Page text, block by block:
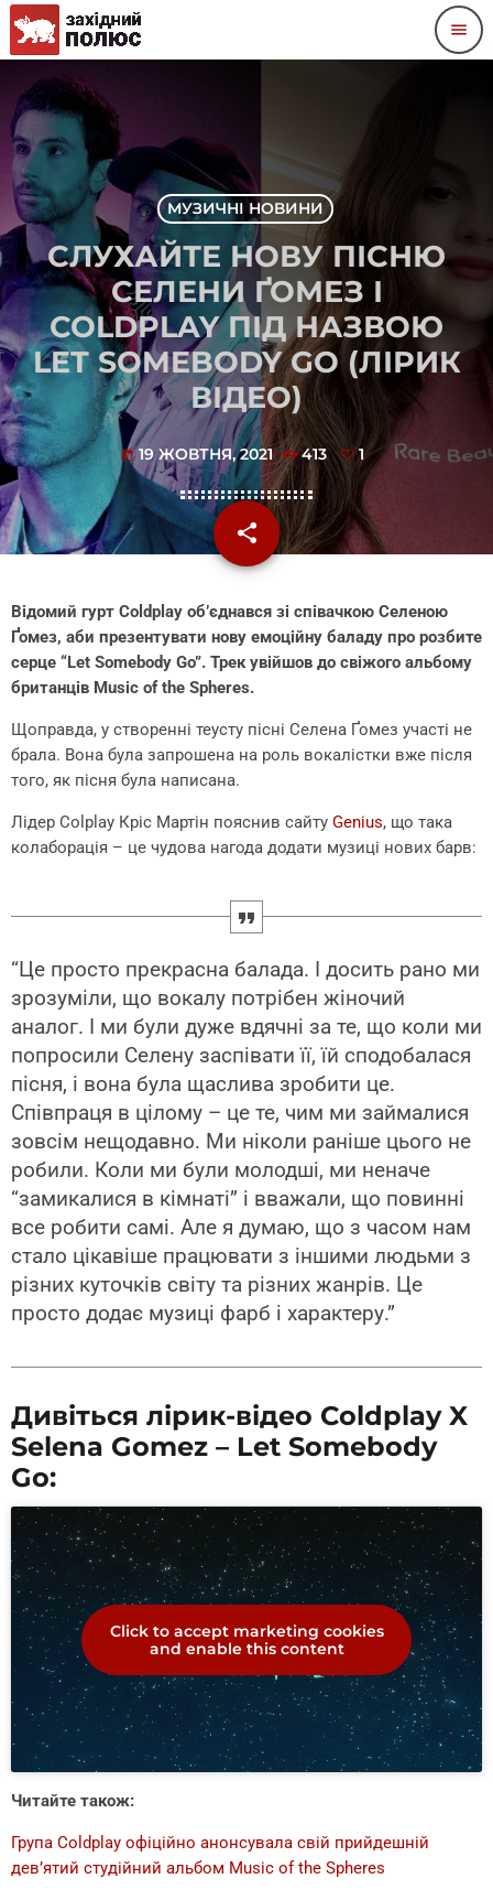
menu
МУЗИЧНІ НОВИНИ
СЛУХАЙТЕ НОВУ ПІСНЮ
СЕЛЕНИ ҐОМЕЗ І
COLDPLAY ПІД НАЗВОЮ
LET SOMEBODY GO (ЛІРИК
ВІДЕО)
today 19 ЖОВТНЯ, 2021 413 1
share
email
Відомий гурт Coldplay об’єднався зі співачкою Селеною
Ґомез, аби презентувати нову емоційну баладу про розбите
серце “Let Somebody Go”. Трек увійшов до свіжого альбому
британців Music of the Spheres.
Щоправда, у створенні теусту пісні Селена Ґомез участі не
брала. Вона була запрошена на роль вокалістки вже після
того, як пісня була написана.
Лідер Colplay Кріс Мартін пояснив сайту Genius, що така
колаборація – це чудова нагода додати музиці нових барв:
“Це просто прекрасна балада. І досить рано ми
зрозуміли, що вокалу потрібен жіночий
аналог. І ми були дуже вдячні за те, що коли ми
попросили Селену заспівати її, їй сподобалася
пісня, і вона була щаслива зробити це.
Співпраця в цілому – це те, чим ми займалися
зовсім нещодавно. Ми ніколи раніше цього не
робили. Коли ми були молодші, ми неначе
“замикалися в кімнаті” і вважали, що повинні
все робити самі. Але я думаю, що з часом нам
стало цікавіше працювати з іншими людьми з
різних куточків світу та різних жанрів. Це
просто додає музиці фарб і характеру.”
Дивіться лірик-відео Coldplay X
Selena Gomez – Let Somebody
Go:
Click to accept marketing cookies
and enable this content
Читайте також:
Група Coldplay офіційно анонсувала свій прийдешній
дев’ятий студійний альбом Music of the Spheres